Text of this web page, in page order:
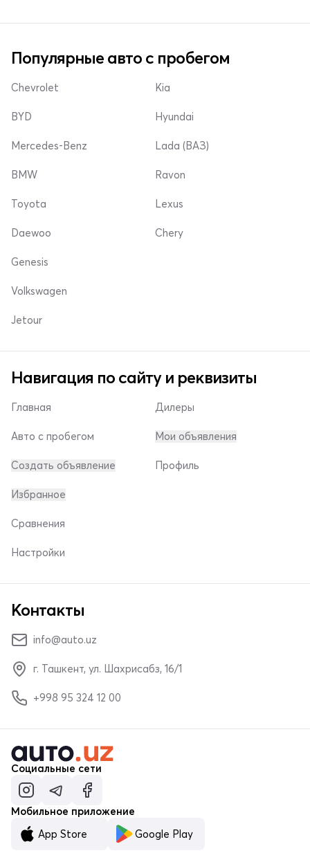
Популярные авто с пробегом
Chevrolet
BYD
Mercedes-Benz
Kia
Hyundai
Lada (ВАЗ)
BMW
Toyota
Daewoo
Ravon
Lexus
Chery
Genesis
Volkswagen
Jetour
Навигация по сайту и реквизиты
Главная
Авто с пробегом
Создать объявление
Дилеры
Мои объявления
Профиль
Избранное
Сравнения
Настройки
Контакты
info@auto.uz
г. Ташкент, ул. Шахрисабз, 16/1
+998 95 324 12 00
Социальные сети
Мобильное приложение
App Store
Google Play